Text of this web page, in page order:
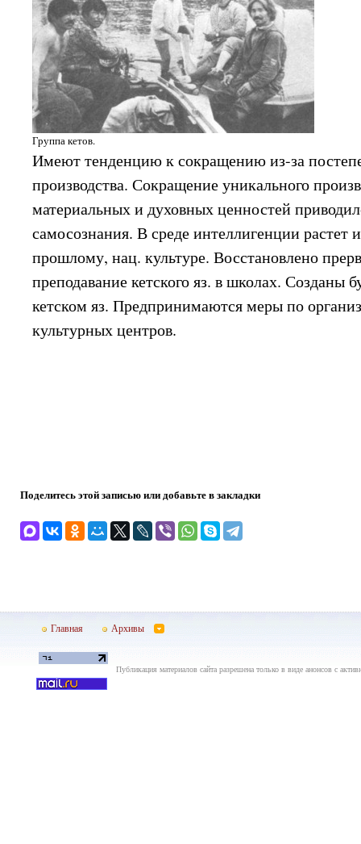
Группа кетов.
Имеют тенденцию к сокращению из-за
производства. Сокращение уникального
материальных и духовных ценностей
самосознания. В среде интеллигенции растет
прошлому, нац. культуре. Восстановлено
преподавание кетского яз. в школах. Созданы
кетском яз. Предпринимаются меры по
культурных центров.
Поделитесь этой записью или добавьте в закладки
Главная Архивы
Публикация материалов сайта разрешена только в виде анонсов с